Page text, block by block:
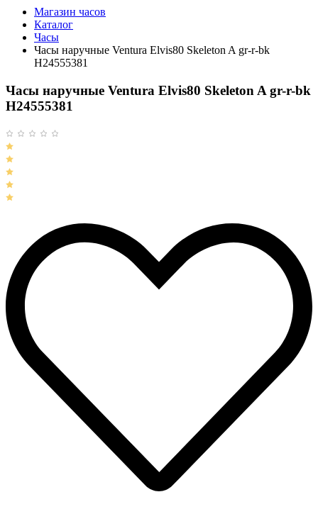
Магазин часов
Каталог
Часы
Часы наручные Ventura Elvis80 Skeleton A gr-r-bk
H24555381
Часы наручные Ventura Elvis80 Skeleton A gr-r-bk
H24555381